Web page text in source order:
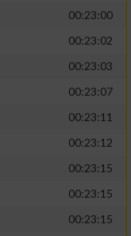
00:23:00
00:23:02
00:23:03
00:23:07
00:23:11
00:23:12
00:23:15
00:23:15
00:23:15